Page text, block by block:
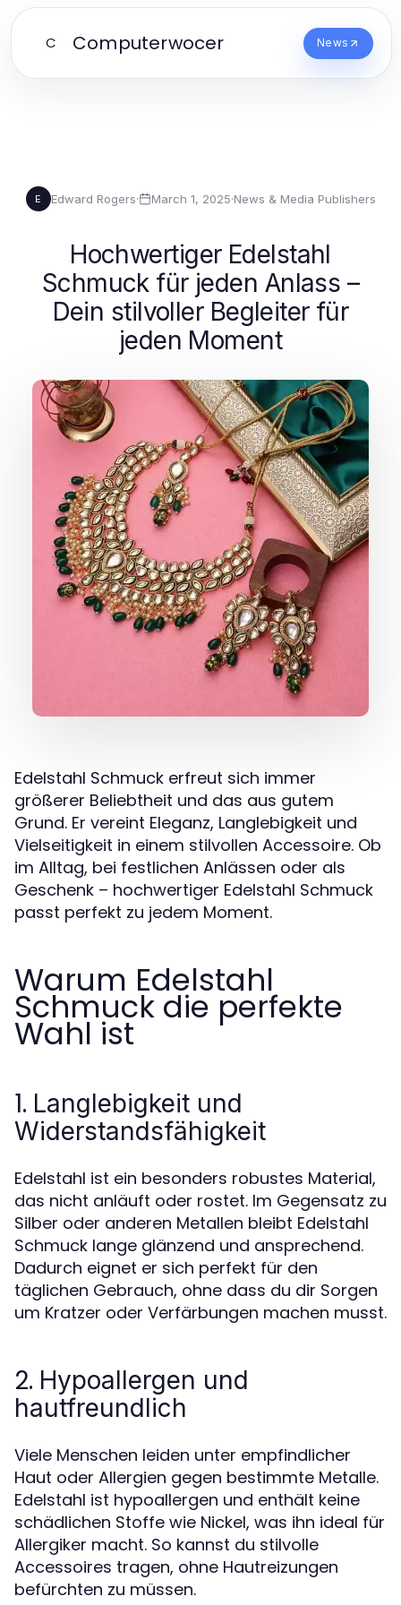
C Computerwocer News
E Edward Rogers· March 1, 2025·News & Media Publishers
Hochwertiger Edelstahl
Schmuck für jeden Anlass –
Dein stilvoller Begleiter für
jeden Moment
Edelstahl Schmuck erfreut sich immer
größerer Beliebtheit und das aus gutem
Grund. Er vereint Eleganz, Langlebigkeit und
Vielseitigkeit in einem stilvollen Accessoire. Ob
im Alltag, bei festlichen Anlässen oder als
Geschenk – hochwertiger Edelstahl Schmuck
passt perfekt zu jedem Moment.
Warum Edelstahl
Schmuck die perfekte
Wahl ist
1. Langlebigkeit und
Widerstandsfähigkeit
Edelstahl ist ein besonders robustes Material,
das nicht anläuft oder rostet. Im Gegensatz zu
Silber oder anderen Metallen bleibt Edelstahl
Schmuck lange glänzend und ansprechend.
Dadurch eignet er sich perfekt für den
täglichen Gebrauch, ohne dass du dir Sorgen
um Kratzer oder Verfärbungen machen musst.
2. Hypoallergen und
hautfreundlich
Viele Menschen leiden unter empfindlicher
Haut oder Allergien gegen bestimmte Metalle.
Edelstahl ist hypoallergen und enthält keine
schädlichen Stoffe wie Nickel, was ihn ideal für
Allergiker macht. So kannst du stilvolle
Accessoires tragen, ohne Hautreizungen
befürchten zu müssen.